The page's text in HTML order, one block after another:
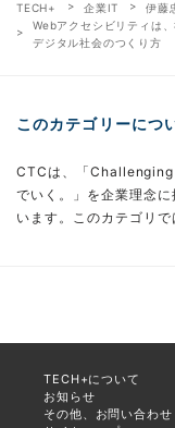
TECH+ 企業IT
伊藤
Webアクセシビリティは
デジタル社会のつくり方
このカテゴリーにつ
CTCは、「
でいく。」を企業理念
います。このカテゴリ
TECH+について
お知らせ
その他、お問い合わせ